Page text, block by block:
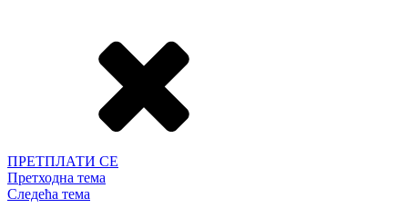
ПРЕТПЛАТИ СЕ
Претходна тема
Следећа тема